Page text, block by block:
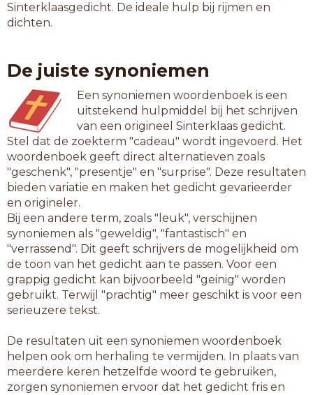
Sinterklaasgedicht. De ideale hulp bij rijmen en
dichten.
De juiste synoniemen
Een synoniemen woordenboek is een
uitstekend hulpmiddel bij het schrijven
van een origineel Sinterklaas gedicht.
Stel dat de zoekterm "cadeau" wordt ingevoerd. Het
woordenboek geeft direct alternatieven zoals
"geschenk", "presentje" en "surprise". Deze resultaten
bieden variatie en maken het gedicht gevarieerder
en origineler.
Bij een andere term, zoals "leuk", verschijnen
synoniemen als "geweldig", "fantastisch" en
"verrassend". Dit geeft schrijvers de mogelijkheid om
de toon van het gedicht aan te passen. Voor een
grappig gedicht kan bijvoorbeeld "geinig" worden
gebruikt. Terwijl "prachtig" meer geschikt is voor een
serieuzere tekst.
De resultaten uit een synoniemen woordenboek
helpen ook om herhaling te vermijden. In plaats van
meerdere keren hetzelfde woord te gebruiken,
zorgen synoniemen ervoor dat het gedicht fris en